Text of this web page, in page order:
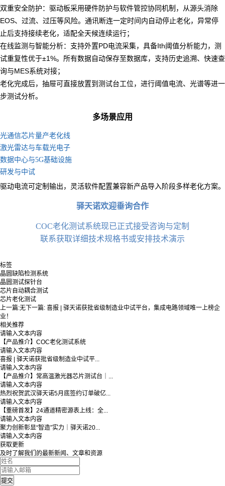
双重安全防护：驱动板采用硬件防护与软件管控协同机制，从源头消除
EOS、过流、过压等风险。通讯断连一定时间内自动停止老化，异常停
止后支持接续老化，适配全天候连续运行；
在线监测与智能分析：支持外置PD电流采集，具备Ith阈值分析能力，测
试重复性优于±1%。所有数据自动保存至数据库，支持历史追溯、快速查
询与MES系统对接；
老化完成后，抽屉可直接放置到测试台工位，进行阈值电流、光谱等进一
步测试分析。
多场景应用
光通信芯片量产老化线
激光雷达与车载光电子
数据中心与5G基础设施
研发与中试
驱动电流可定制输出，灵活软件配置兼容新产品导入阶段多样老化方案。
驿天诺欢迎垂询合作
COC老化测试系统现已正式接受咨询与定制
联系获取详细技术规格书或安排技术演示
标签
晶圆缺陷检测系统
晶圆测试探针台
芯片自动耦合测试
芯片老化测试
上一篇:无下一篇: 喜报 | 驿天诺获批省级制造业中试平台，集成电路领域唯一上榜企
业！
相关推荐
请输入文本内容
【产品推介】COC老化测试系统
请输入文本内容
喜报 | 驿天诺获批省级制造业中试平...
请输入文本内容
【产品推介】常高温激光器芯片测试台｜...
请输入文本内容
热烈祝贺武汉驿天诺5月底签约订单破亿...
请输入文本内容
【重磅首发】24通道精密源表上线：全...
请输入文本内容
聚力创新彰显“智造”实力｜驿天诺20...
请输入文本内容
获取更新
及时了解我们的最新新闻、文章和资源